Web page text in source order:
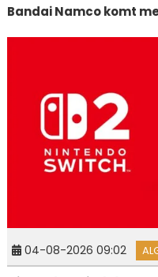
Bandai Namco komt
04-08-2026 09:02